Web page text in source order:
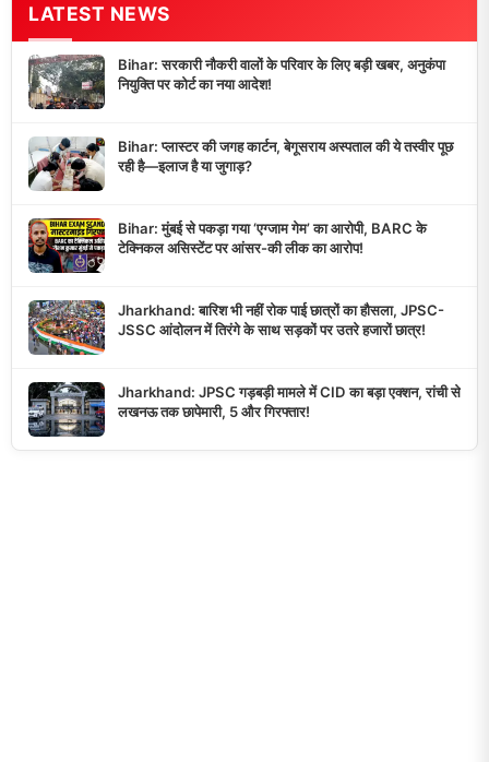
LATEST NEWS
Bihar: सरकारी नौकरी वालों के परिवार के लिए बड़ी खबर, अनुकंपा
नियुक्ति पर कोर्ट का नया आदेश!
Bihar: प्लास्टर की जगह कार्टन, बेगूसराय अस्पताल की ये तस्वीर पूछ
रही है—इलाज है या जुगाड़?
Bihar: मुंबई से पकड़ा गया ‘एग्जाम गेम’ का आरोपी, BARC के
टेक्निकल असिस्टेंट पर आंसर-की लीक का आरोप!
Jharkhand: बारिश भी नहीं रोक पाई छात्रों का हौसला, JPSC-
JSSC आंदोलन में तिरंगे के साथ सड़कों पर उतरे हजारों छात्र!
Jharkhand: JPSC गड़बड़ी मामले में CID का बड़ा एक्शन, रांची से
लखनऊ तक छापेमारी, 5 और गिरफ्तार!